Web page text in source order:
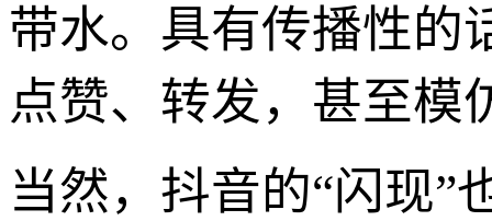
带水。具有传播性的
点赞、转发，甚至模
当然，抖音的“闪现”